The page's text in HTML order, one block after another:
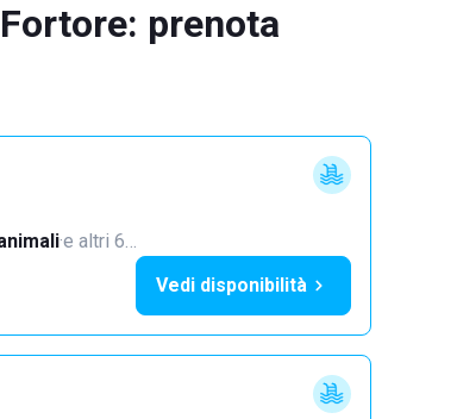
prenota
·e altri 6…
Vedi disponibilità